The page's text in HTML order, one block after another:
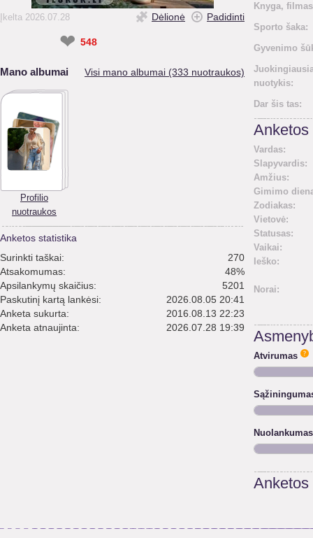
Įkelta 2026.07.28 Dėlionė Padidinti
❤ 548
Mano albumai Visi mano albumai (333 nuotraukos)
Profilio
nuotraukos
Anketos statistika
Surinkti taškai:
270
Atsakomumas:
48%
Apsilankymų skaičius:
5201
Paskutinį kartą lankėsi:
2026.08.05 20:41
Anketa sukurta:
2016.08.13 22:23
Anketa atnaujinta:
2026.07.28 19:39
Knyga,
Sporto šaka:
Gyvenimo
nuotykis:
Dar šis tas:
Anketos
Vardas:
Slapyvardis:
Amžius:
Gimimo
Zodiakas:
Vietovė:
Statusas:
Vaikai:
Ieško:
Norai:
Atvirumas
Nuolankumas
Anketos